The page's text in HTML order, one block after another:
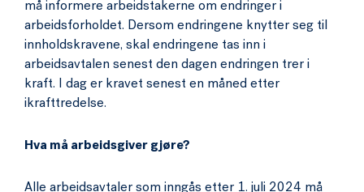
må informere arbeidstakerne om endringer i
arbeidsforholdet. Dersom endringene knytter seg til
innholdskravene, skal endringene tas inn i
arbeidsavtalen senest den dagen endringen trer i
kraft. I dag er kravet senest en måned etter
ikrafttredelse.
Hva må arbeidsgiver gjøre?
Alle arbeidsavtaler som inngås etter 1. juli 2024 må